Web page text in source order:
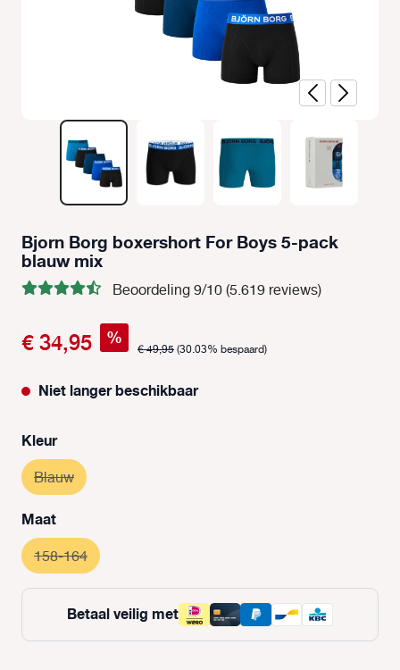
Bjorn Borg boxershort For Boys 5-pack
blauw mix
Beoordeling 9/10 (5.619 reviews)
€ 34,95 % € 49,95(30.03% bespaard)
Niet langer beschikbaar
Selecteer
Kleur
Blauw(Deze optie is momenteel niet beschikbaar.)
Selecteer
Maat
158-164(Deze optie is momenteel niet beschikbaar.)
Betaal veilig met